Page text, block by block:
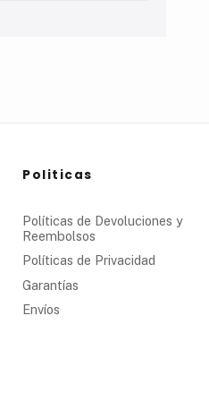
Politicas
Políticas de Devoluciones y
Reembolsos
Políticas de Privacidad
Garantías
Envíos